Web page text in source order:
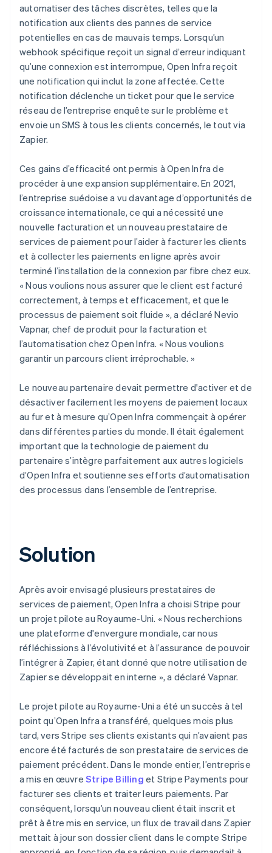
automatiser des tâches discrètes, telles que la
notification aux clients des pannes de service
potentielles en cas de mauvais temps. Lorsqu’un
webhook spécifique reçoit un signal d’erreur indiquant
qu’une connexion est interrompue, Open Infra reçoit
une notification qui inclut la zone affectée. Cette
notification déclenche un ticket pour que le service
réseau de l’entreprise enquête sur le problème et
envoie un SMS à tous les clients concernés, le tout via
Zapier.
Ces gains d’efficacité ont permis à Open Infra de
procéder à une expansion supplémentaire. En 2021,
l’entreprise suédoise a vu davantage d’opportunités de
croissance internationale, ce qui a nécessité une
nouvelle facturation et un nouveau prestataire de
services de paiement pour l’aider à facturer les clients
et à collecter les paiements en ligne après avoir
terminé l’installation de la connexion par fibre chez eux.
« Nous voulions nous assurer que le client est facturé
correctement, à temps et efficacement, et que le
processus de paiement soit fluide », a déclaré Nevio
Vapnar, chef de produit pour la facturation et
l’automatisation chez Open Infra. « Nous voulions
garantir un parcours client irréprochable. »
Le nouveau partenaire devait permettre d'activer et de
désactiver facilement les moyens de paiement locaux
au fur et à mesure qu’Open Infra commençait à opérer
dans différentes parties du monde. Il était également
important que la technologie de paiement du
partenaire s’intègre parfaitement aux autres logiciels
d’Open Infra et soutienne ses efforts d’automatisation
des processus dans l’ensemble de l’entreprise.
Solution
Après avoir envisagé plusieurs prestataires de
services de paiement, Open Infra a choisi Stripe pour
un projet pilote au Royaume-Uni. « Nous recherchions
une plateforme d'envergure mondiale, car nous
réfléchissions à l’évolutivité et à l’assurance de pouvoir
l’intégrer à Zapier, étant donné que notre utilisation de
Zapier se développait en interne », a déclaré Vapnar.
Le projet pilote au Royaume-Uni a été un succès à tel
point qu’Open Infra a transféré, quelques mois plus
tard, vers Stripe ses clients existants qui n’avaient pas
encore été facturés de son prestataire de services de
paiement précédent. Dans le monde entier, l’entreprise
a mis en œuvre Stripe Billing et Stripe Payments pour
facturer ses clients et traiter leurs paiements. Par
conséquent, lorsqu’un nouveau client était inscrit et
prêt à être mis en service, un flux de travail dans Zapier
mettait à jour son dossier client dans le compte Stripe